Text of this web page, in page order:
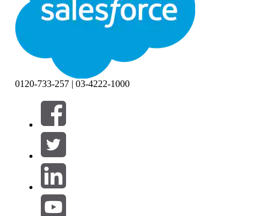
絞り込み条件 (0)
絞り込み条件を選択
製品エリア
0120-733-257 | 03-4222-1000